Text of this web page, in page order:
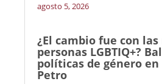
agosto 5, 2026
¿El cambio fue con
personas LGBTIQ+?
políticas de género
Petro